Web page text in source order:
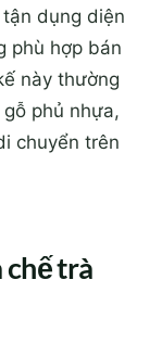
dụng diện
phù hợp bán
này thường
phủ nhựa,
chuyển trên
chế trà